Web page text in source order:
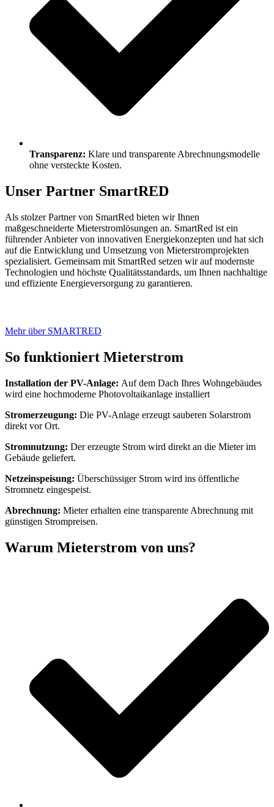
Transparenz: Klare und transparente Abrechnungsmodelle
ohne versteckte Kosten.
Unser Partner SmartRED
Als stolzer Partner von SmartRed bieten wir Ihnen
maßgeschneiderte Mieterstromlösungen an. SmartRed ist ein
führender Anbieter von innovativen Energiekonzepten und hat sich
auf die Entwicklung und Umsetzung von Mieterstromprojekten
spezialisiert. Gemeinsam mit SmartRed setzen wir auf modernste
Technologien und höchste Qualitätsstandards, um Ihnen nachhaltige
und effiziente Energieversorgung zu garantieren.
Mehr über SMARTRED
So funktioniert Mieterstrom
Installation der PV-Anlage: Auf dem Dach Ihres Wohngebäudes
wird eine hochmoderne Photovoltaikanlage installiert
Stromerzeugung: Die PV-Anlage erzeugt sauberen Solarstrom
direkt vor Ort.
Stromnutzung: Der erzeugte Strom wird direkt an die Mieter im
Gebäude geliefert.
Netzeinspeisung: Überschüssiger Strom wird ins öffentliche
Stromnetz eingespeist.
Abrechnung: Mieter erhalten eine transparente Abrechnung mit
günstigen Strompreisen.
Warum Mieterstrom von uns?